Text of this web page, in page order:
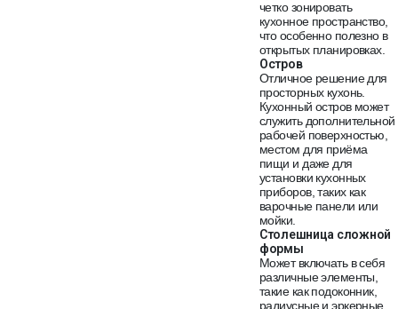
четко зонировать
кухонное пространство,
что особенно полезно в
открытых планировках.
Остров
Отличное решение для
просторных кухонь.
Кухонный остров может
служить дополнительной
рабочей поверхностью,
местом для приёма
пищи и даже для
установки кухонных
приборов, таких как
варочные панели или
мойки.
Столешница сложной
формы
Может включать в себя
различные элементы,
такие как подоконник,
радиусные и эркерные